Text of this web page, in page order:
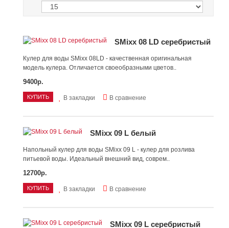
SMixx 08 LD серебристый
Кулер для воды SMixx 08LD - качественная оригинальная
модель кулера. Отличается своеобразными цветов..
9400р.
КУПИТЬ В закладки В сравнение
SMixx 09 L белый
Напольный кулер для воды SMixx 09 L - кулер для розлива
питьевой воды. Идеальный внешний вид, соврем..
12700р.
КУПИТЬ В закладки В сравнение
SMixx 09 L серебристый